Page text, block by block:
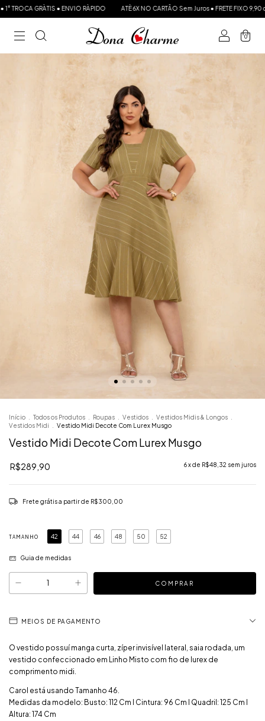
GRÀTIS ● ENVIO RÀPIDO ATÈ 6X NO CARTÂO Sem Juros ● FRETE FIXO 9,90 ou
0
Início Todos os Produtos Roupas Vestidos Vestidos Midis & Longos
Vestidos Midi
Vestido Midi Decote Com Lurex Musgo
Vestido Midi Decote Com Lurex Musgo
R$289,90 6x de R$48,32 sem juros
Frete grátisa partir de R$300,00
TAMANHO 42 44 46 48 50 52
Guia de medidas
MEIOS DE PAGAMENTO
O vestido possuí manga curta, zíper invisível lateral, saia rodada, um
vestido confeccionado em Linho Misto com fio de lurex de
comprimento midi.
Carol está usando Tamanho 46.
Medidas da modelo: Busto: 112 Cm I Cintura: 96 Cm I Quadril: 125 Cm I
Altura: 174 Cm